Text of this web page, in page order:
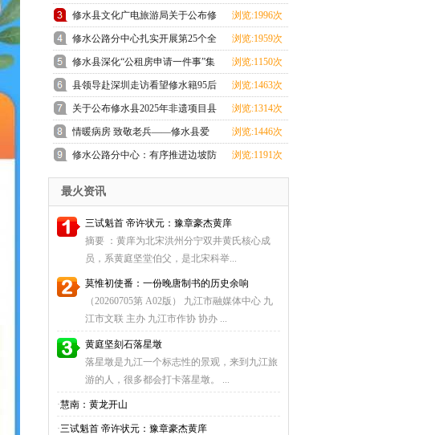
心全力投入汛期
修水县文化广电旅游局关于公布修
水县2025年非遗
浏览:1996次
修水公路分中心扎实开展第25个全
国＂安全生产月
浏览:1959次
修水县深化“公租房申请一件事”集
成改革
浏览:1150次
县领导赴深圳走访看望修水籍95后
航天创业者卢驭
浏览:1463次
关于公布修水县2025年非遗项目县
级传承人名单
浏览:1314次
情暖病房 致敬老兵——修水县爱
国拥军促进会探望
浏览:1446次
修水公路分中心：有序推进边坡防
护工程，筑牢道
浏览:1191次
最火资讯
三试魁首 帝许状元：豫章豪杰黄庠
摘要 ：黄庠为北宋洪州分宁双井黄氏核心成
员，系黄庭坚堂伯父，是北宋科举...
莫惟初使番：一份晚唐制书的历史余响
（20260705第 A02版） 九江市融媒体中心 九
江市文联 主办 九江市作协 协办 ...
黄庭坚刻石落星墩
落星墩是九江一个标志性的景观，来到九江旅
游的人，很多都会打卡落星墩。 ...
·慧南：黄龙开山
·三试魁首 帝许状元：豫章豪杰黄庠